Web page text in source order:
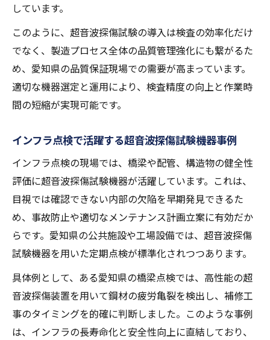
しています。
このように、超音波探傷試験の導入は検査の効率化だけ
でなく、製造プロセス全体の品質管理強化にも繋がるた
め、愛知県の品質保証現場での需要が高まっています。
適切な機器選定と運用により、検査精度の向上と作業時
間の短縮が実現可能です。
インフラ点検で活躍する超音波探傷試験機器事例
インフラ点検の現場では、橋梁や配管、構造物の健全性
評価に超音波探傷試験機器が活躍しています。これは、
目視では確認できない内部の欠陥を早期発見できるた
め、事故防止や適切なメンテナンス計画立案に有効だか
らです。愛知県の公共施設や工場設備では、超音波探傷
試験機器を用いた定期点検が標準化されつつあります。
具体例として、ある愛知県の橋梁点検では、高性能の超
音波探傷装置を用いて鋼材の疲労亀裂を検出し、補修工
事のタイミングを的確に判断しました。このような事例
は、インフラの長寿命化と安全性向上に直結しており、